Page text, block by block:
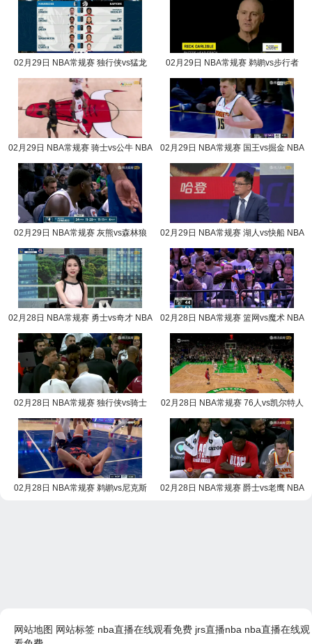
02月29日 NBA常规赛 独行侠vs猛龙
02月29日 NBA常规赛 鹈鹕vs步行者
02月29日 NBA常规赛 骑士vs公牛 NBA
02月29日 NBA常规赛 国王vs掘金 NBA
02月29日 NBA常规赛 灰熊vs森林狼
02月29日 NBA常规赛 湖人vs快船 NBA
02月28日 NBA常规赛 勇士vs奇才 NBA
02月28日 NBA常规赛 篮网vs魔术 NBA
02月28日 NBA常规赛 独行侠vs骑士
02月28日 NBA常规赛 76人vs凯尔特人
02月28日 NBA常规赛 鹈鹕vs尼克斯
02月28日 NBA常规赛 爵士vs老鹰 NBA
网站地图 网站标签 nba直播在线观看免费 jrs直播nba nba直播在线观